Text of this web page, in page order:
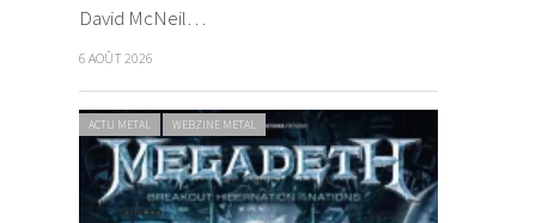
David McNeil…
6 AOÛT 2026
ACTU METAL WEBZINE METAL